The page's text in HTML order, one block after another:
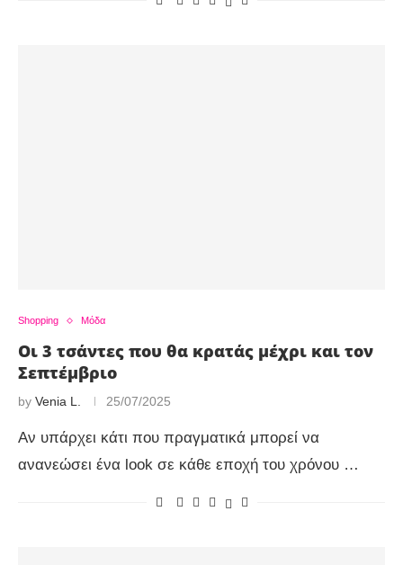
Shopping Μόδα
Οι 3 τσάντες που θα κρατάς μέχρι και τον
Σεπτέμβριο
by Venia L. 25/07/2025
Αν υπάρχει κάτι που πραγματικά μπορεί να
ανανεώσει ένα look σε κάθε εποχή του χρόνου …